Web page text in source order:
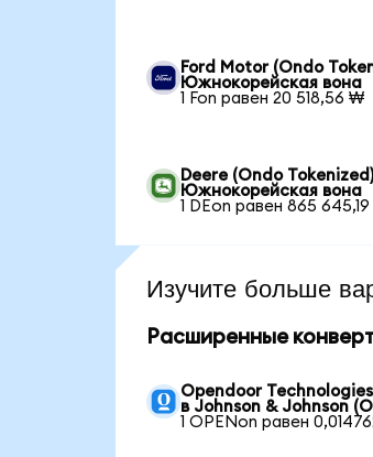
Ford Motor (Ondo
Южнокорейская вона
1 Fon равен 20 518,56 ₩
Deere (Ondo
Южнокорейская вона
1 DEon равен 865
Изучите больше
Расширенные
Opendoor
в Johnson & Johnson
1 OPENon равен